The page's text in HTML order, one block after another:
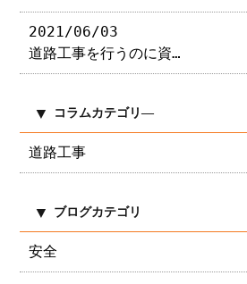
2021/06/03
道路工事を行うのに資…
コラムカテゴリ―
道路工事
ブログカテゴリ
安全